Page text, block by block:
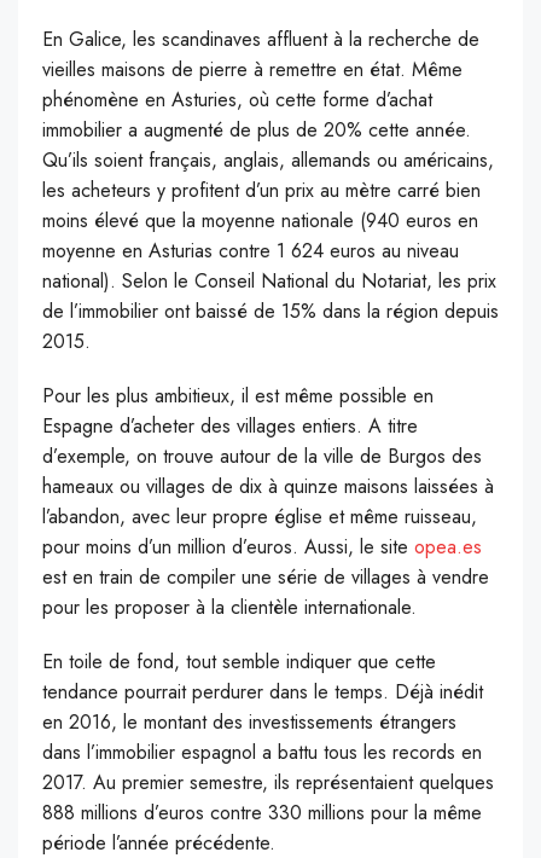
En Galice, les scandinaves affluent à la recherche de
vieilles maisons de pierre à remettre en état. Même
phénomène en Asturies, où cette forme d’achat
immobilier a augmenté de plus de 20% cette année.
Qu’ils soient français, anglais, allemands ou américains,
les acheteurs y profitent d’un prix au mètre carré bien
moins élevé que la moyenne nationale (940 euros en
moyenne en Asturias contre 1 624 euros au niveau
national). Selon le Conseil National du Notariat, les prix
de l’immobilier ont baissé de 15% dans la région depuis
2015.
Pour les plus ambitieux, il est même possible en
Espagne d’acheter des villages entiers. A titre
d’exemple, on trouve autour de la ville de Burgos des
hameaux ou villages de dix à quinze maisons laissées à
l’abandon, avec leur propre église et même ruisseau,
pour moins d’un million d’euros. Aussi, le site opea.es
est en train de compiler une série de villages à vendre
pour les proposer à la clientèle internationale.
En toile de fond, tout semble indiquer que cette
tendance pourrait perdurer dans le temps. Déjà inédit
en 2016, le montant des investissements étrangers
dans l’immobilier espagnol a battu tous les records en
2017. Au premier semestre, ils représentaient quelques
888 millions d’euros contre 330 millions pour la même
période l’année précédente.